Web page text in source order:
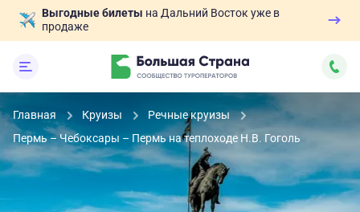
Выгодные билеты на Дальний Восток уже в
продаже
Главная Круизы
Речные круизы
Пермь – Чебоксары – Пермь на теплоходе Н.В. Гоголь